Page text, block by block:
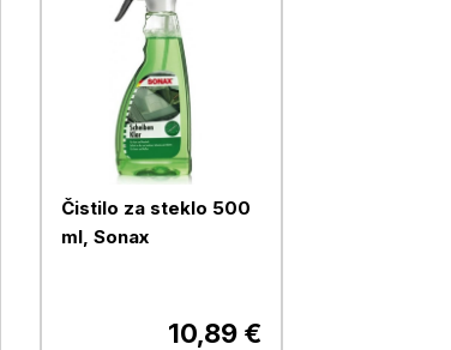
Čistilo za steklo 500
ml, Sonax
10,89 €